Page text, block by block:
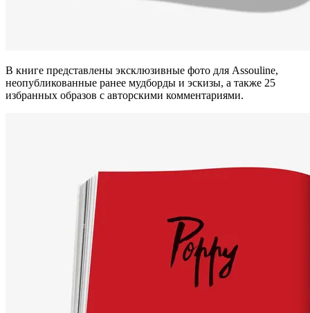
В книге представлены эксклюзивные фото для Assouline,
неопубликованные ранее мудборды и эскизы, а также 25
избранных образов с авторскими комментариями.